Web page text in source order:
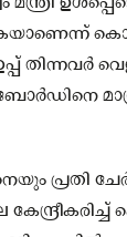
തിന്നവർ
പ്രതി